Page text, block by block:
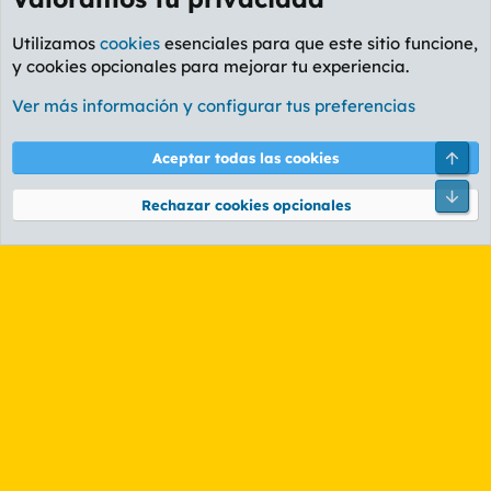
Foro General
Cookies
PL OLDSTYLE AMARILLO
Términos y reglas Política de privacidad Ayuda
Community platform by XenForo® © 2010-2026 XenForo Ltd.
Utilizamos cookies esenciales para que este sitio funcione,
y cookies opcionales para mejorar tu experiencia.
Ver más información y configurar tus preferencias
Aceptar todas las cookies
Rechazar cookies opcionales
Pie